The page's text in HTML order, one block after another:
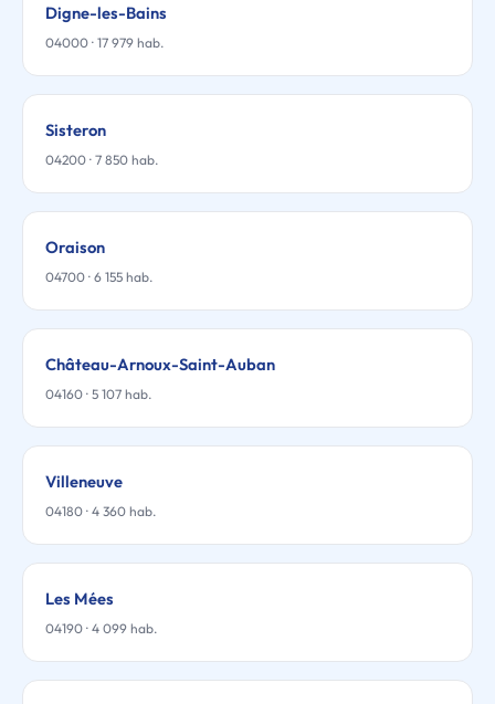
Digne-les-Bains
04000 · 17 979 hab.
Sisteron
04200 · 7 850 hab.
Oraison
04700 · 6 155 hab.
Château-Arnoux-Saint-Auban
04160 · 5 107 hab.
Villeneuve
04180 · 4 360 hab.
Les Mées
04190 · 4 099 hab.